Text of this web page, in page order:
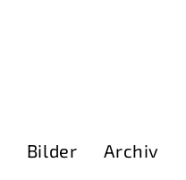
Bilder Archiv